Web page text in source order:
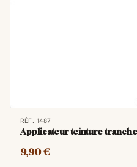
permettant au
Son aspect le plus
polyvalence. Que
RÉF. 1487
Applicateur teinture tranche
9,90 €